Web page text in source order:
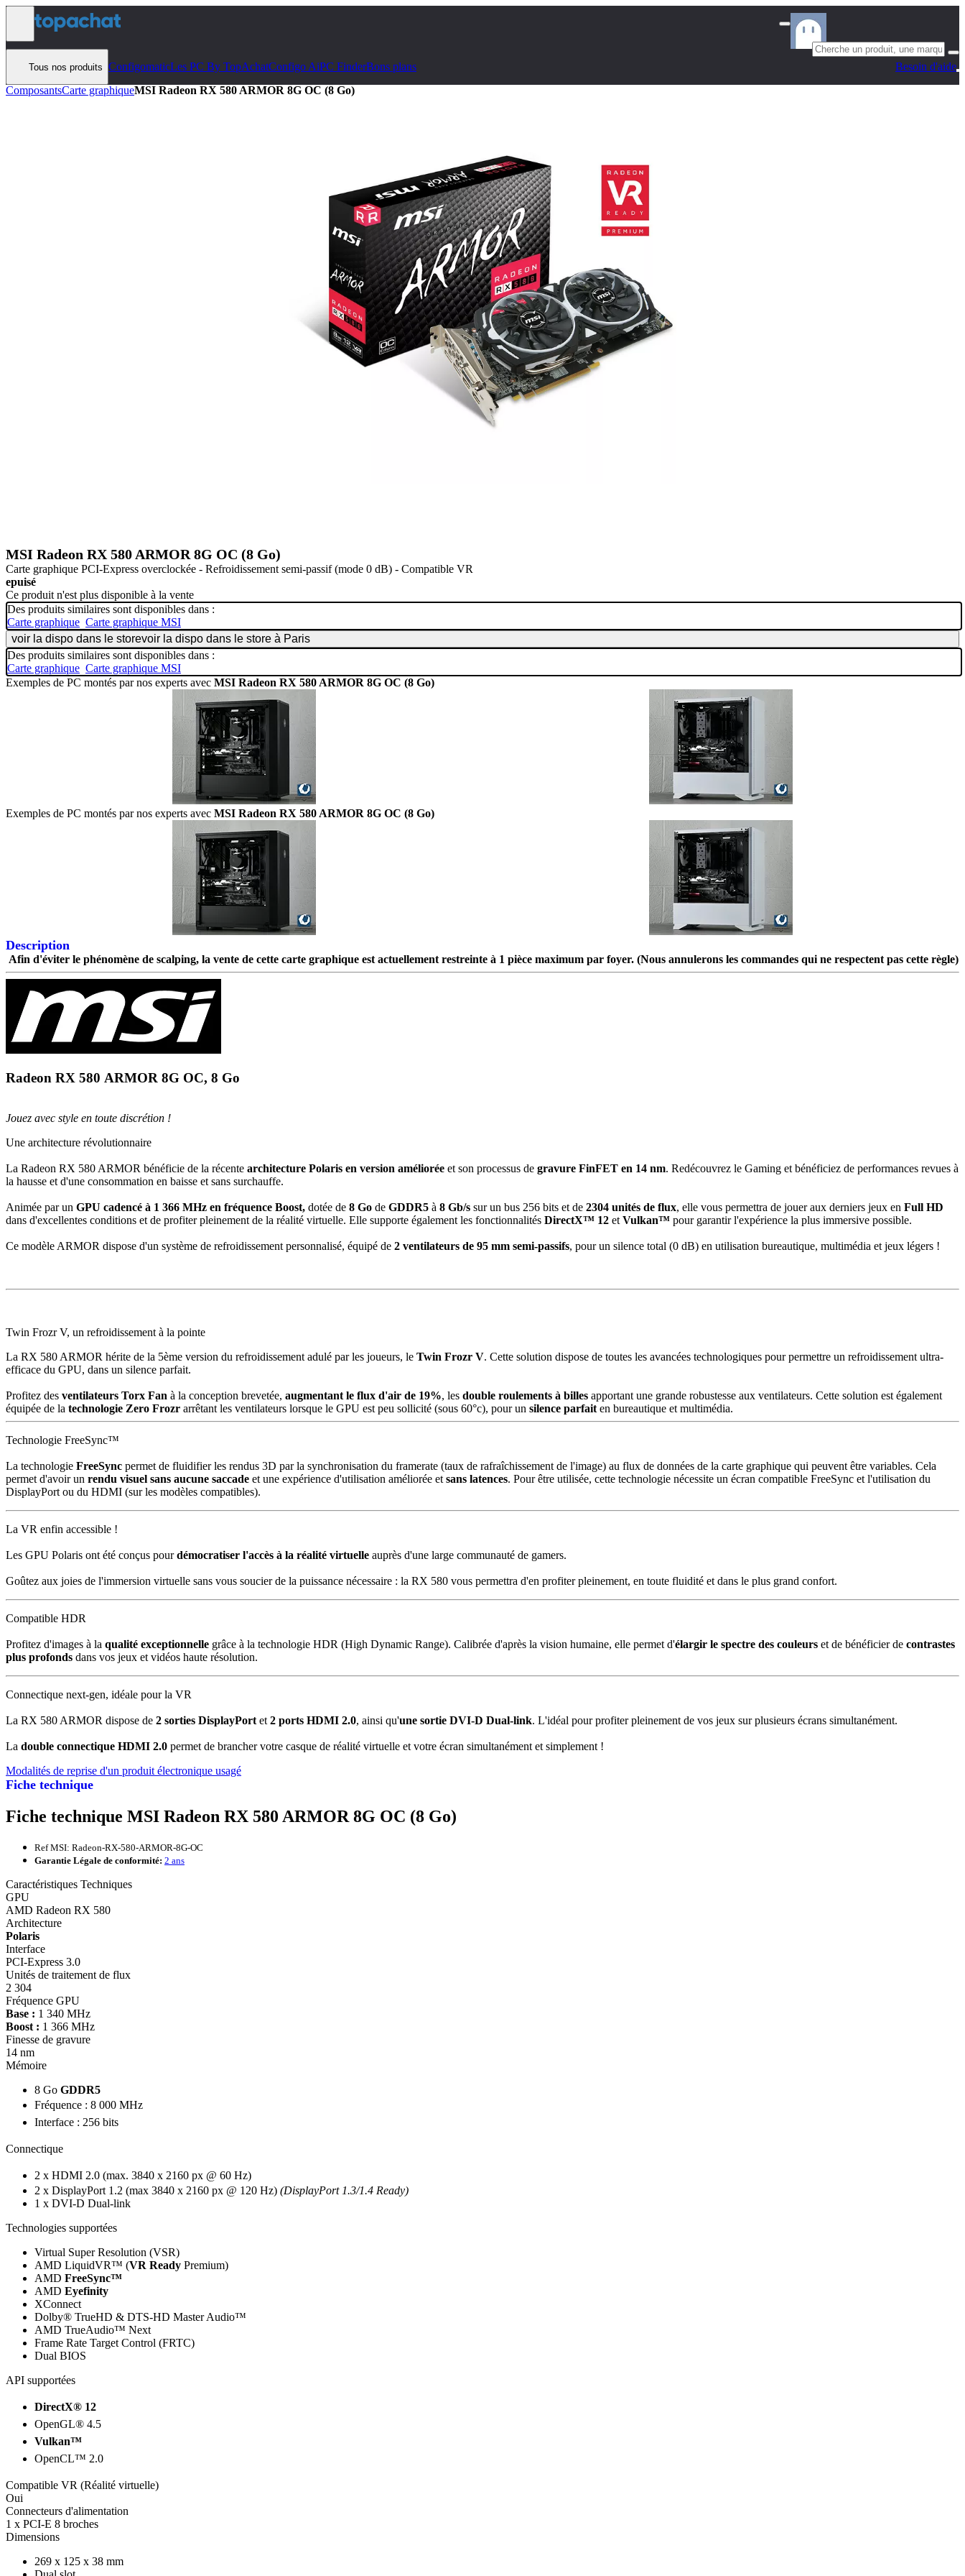
Aller au contenu
Tous nos produits ConfigomaticLes PC By TopAchatConfigo AiPC FinderBons plans
Besoin d'aide
ComposantsCarte graphiqueMSI Radeon RX 580 ARMOR 8G OC (8 Go)
MSI Radeon RX 580 ARMOR 8G OC (8 Go)
Carte graphique PCI-Express overclockée - Refroidissement semi-passif (mode 0 dB) - Compatible VR
epuisé
Ce produit n'est plus disponible à la vente
Des produits similaires sont disponibles dans :
Carte graphique Carte graphique MSI
voir la dispo dans le storevoir la dispo dans le store à Paris
Des produits similaires sont disponibles dans :
Carte graphique Carte graphique MSI
Exemples de PC montés par nos experts avec MSI Radeon RX 580 ARMOR 8G OC (8 Go)
Exemples de PC montés par nos experts avec MSI Radeon RX 580 ARMOR 8G OC (8 Go)
Description
Fiche technique
Afin d'éviter le phénomène de scalping, la vente de cette carte graphique est actuellement restreinte à 1 pièce maximum par foyer. (Nous annulerons les commandes qui ne respectent pas cette règle)
Radeon RX 580 ARMOR 8G OC, 8 Go
Jouez avec style en toute discrétion !
Une architecture révolutionnaire
La Radeon RX 580 ARMOR bénéficie de la récente architecture Polaris en version améliorée et son processus de gravure FinFET en 14 nm. Redécouvrez le Gaming et bénéficiez de performances revues à
la hausse et d'une consommation en baisse et sans surchauffe.
Animée par un GPU cadencé à 1 366 MHz en fréquence Boost, dotée de 8 Go de GDDR5 à 8 Gb/s sur un bus 256 bits et de 2304 unités de flux, elle vous permettra de jouer aux derniers jeux en Full HD
dans d'excellentes conditions et de profiter pleinement de la réalité virtuelle. Elle supporte également les fonctionnalités DirectX™ 12 etVulkan™ pour garantir l'expérience la plus immersive possible.
Ce modèle ARMOR dispose d'un système de refroidissement personnalisé, équipé de 2 ventilateurs de 95 mm semi-passifs, pour un silence total (0 dB) en utilisation bureautique, multimédia et jeux légers !
Twin Frozr V, un refroidissement à la pointe
La RX 580 ARMOR hérite de la 5ème version du refroidissement adulé par les joueurs, le Twin Frozr V. Cette solution dispose de toutes les avancées technologiques pour permettre un refroidissement ultra-
efficace du GPU, dans un silence parfait.
Profitez des ventilateurs Torx Fan à la conception brevetée, augmentant le flux d'air de 19%, les double roulements à billes apportant une grande robustesse aux ventilateurs. Cette solution est également
équipée de la technologie Zero Frozr arrêtant les ventilateurs lorsque le GPU est peu sollicité (sous 60°c), pour un silence parfaiten bureautique et multimédia.
Technologie FreeSync™
La technologie FreeSync permet de fluidifier les rendus 3D par la synchronisation du framerate (taux de rafraîchissement de l'image) au flux de données de la carte graphique qui peuvent être variables. Cela
permet d'avoir un rendu visuel sans aucune saccade et une expérience d'utilisation améliorée etsans latences. Pour être utilisée, cette technologie nécessite un écran compatible FreeSync et l'utilisation du
DisplayPort ou du HDMI (sur les modèles compatibles).
La VR enfin accessible !
Les GPU Polaris ont été conçus pourdémocratiser l'accès à la réalité virtuelle auprès d'une large communauté de gamers.
Goûtez aux joies de l'immersion virtuelle sans vous soucier de la puissance nécessaire : la RX 580 vous permettra d'en profiter pleinement, en toute fluidité et dans le plus grand confort.
Compatible HDR
Profitez d'images à la qualité exceptionnelle grâce à la technologie HDR (High Dynamic Range). Calibrée d'après la vision humaine, elle permet d'élargir le spectre des couleurs et de bénéficier de contrastes
plus profonds dans vos jeux et vidéos haute résolution.
Connectique next-gen, idéale pour la VR
La RX 580 ARMOR dispose de 2 sorties DisplayPortet2 ports HDMI 2.0, ainsi qu'une sortie DVI-D Dual-link. L'idéal pour profiter pleinement de vos jeux sur plusieurs écrans simultanément.
La double connectique HDMI 2.0 permet de brancher votre casque de réalité virtuelle et votre écran simultanément et simplement !
Modalités de reprise d'un produit électronique usagé
Fiche technique MSI Radeon RX 580 ARMOR 8G OC (8 Go)
Ref MSI: Radeon-RX-580-ARMOR-8G-OC
Garantie Légale de conformité: 2 ans
Caractéristiques Techniques
GPU
AMD Radeon RX 580
Architecture
Polaris
Interface
PCI-Express 3.0
Unités de traitement de flux
2 304
Fréquence GPU
Base : 1 340 MHz
Boost : 1 366 MHz
Finesse de gravure
14 nm
Mémoire
8 Go GDDR5
Fréquence : 8 000 MHz
Interface : 256 bits
Connectique
2 x HDMI 2.0 (max. 3840 x 2160 px @ 60 Hz)
2 x DisplayPort 1.2 (max 3840 x 2160 px @ 120 Hz) (DisplayPort 1.3/1.4 Ready)
1 x DVI-D Dual-link
Technologies supportées
Virtual Super Resolution (VSR)
AMD LiquidVR™ (VR Ready Premium)
AMD FreeSync™
AMD Eyefinity
XConnect
Dolby® TrueHD & DTS-HD Master Audio™
AMD TrueAudio™ Next
Frame Rate Target Control (FRTC)
Dual BIOS
API supportées
DirectX® 12
OpenGL® 4.5
Vulkan™
OpenCL™ 2.0
Compatible VR (Réalité virtuelle)
Oui
Connecteurs d'alimentation
1 x PCI-E 8 broches
Dimensions
269 x 125 x 38 mm